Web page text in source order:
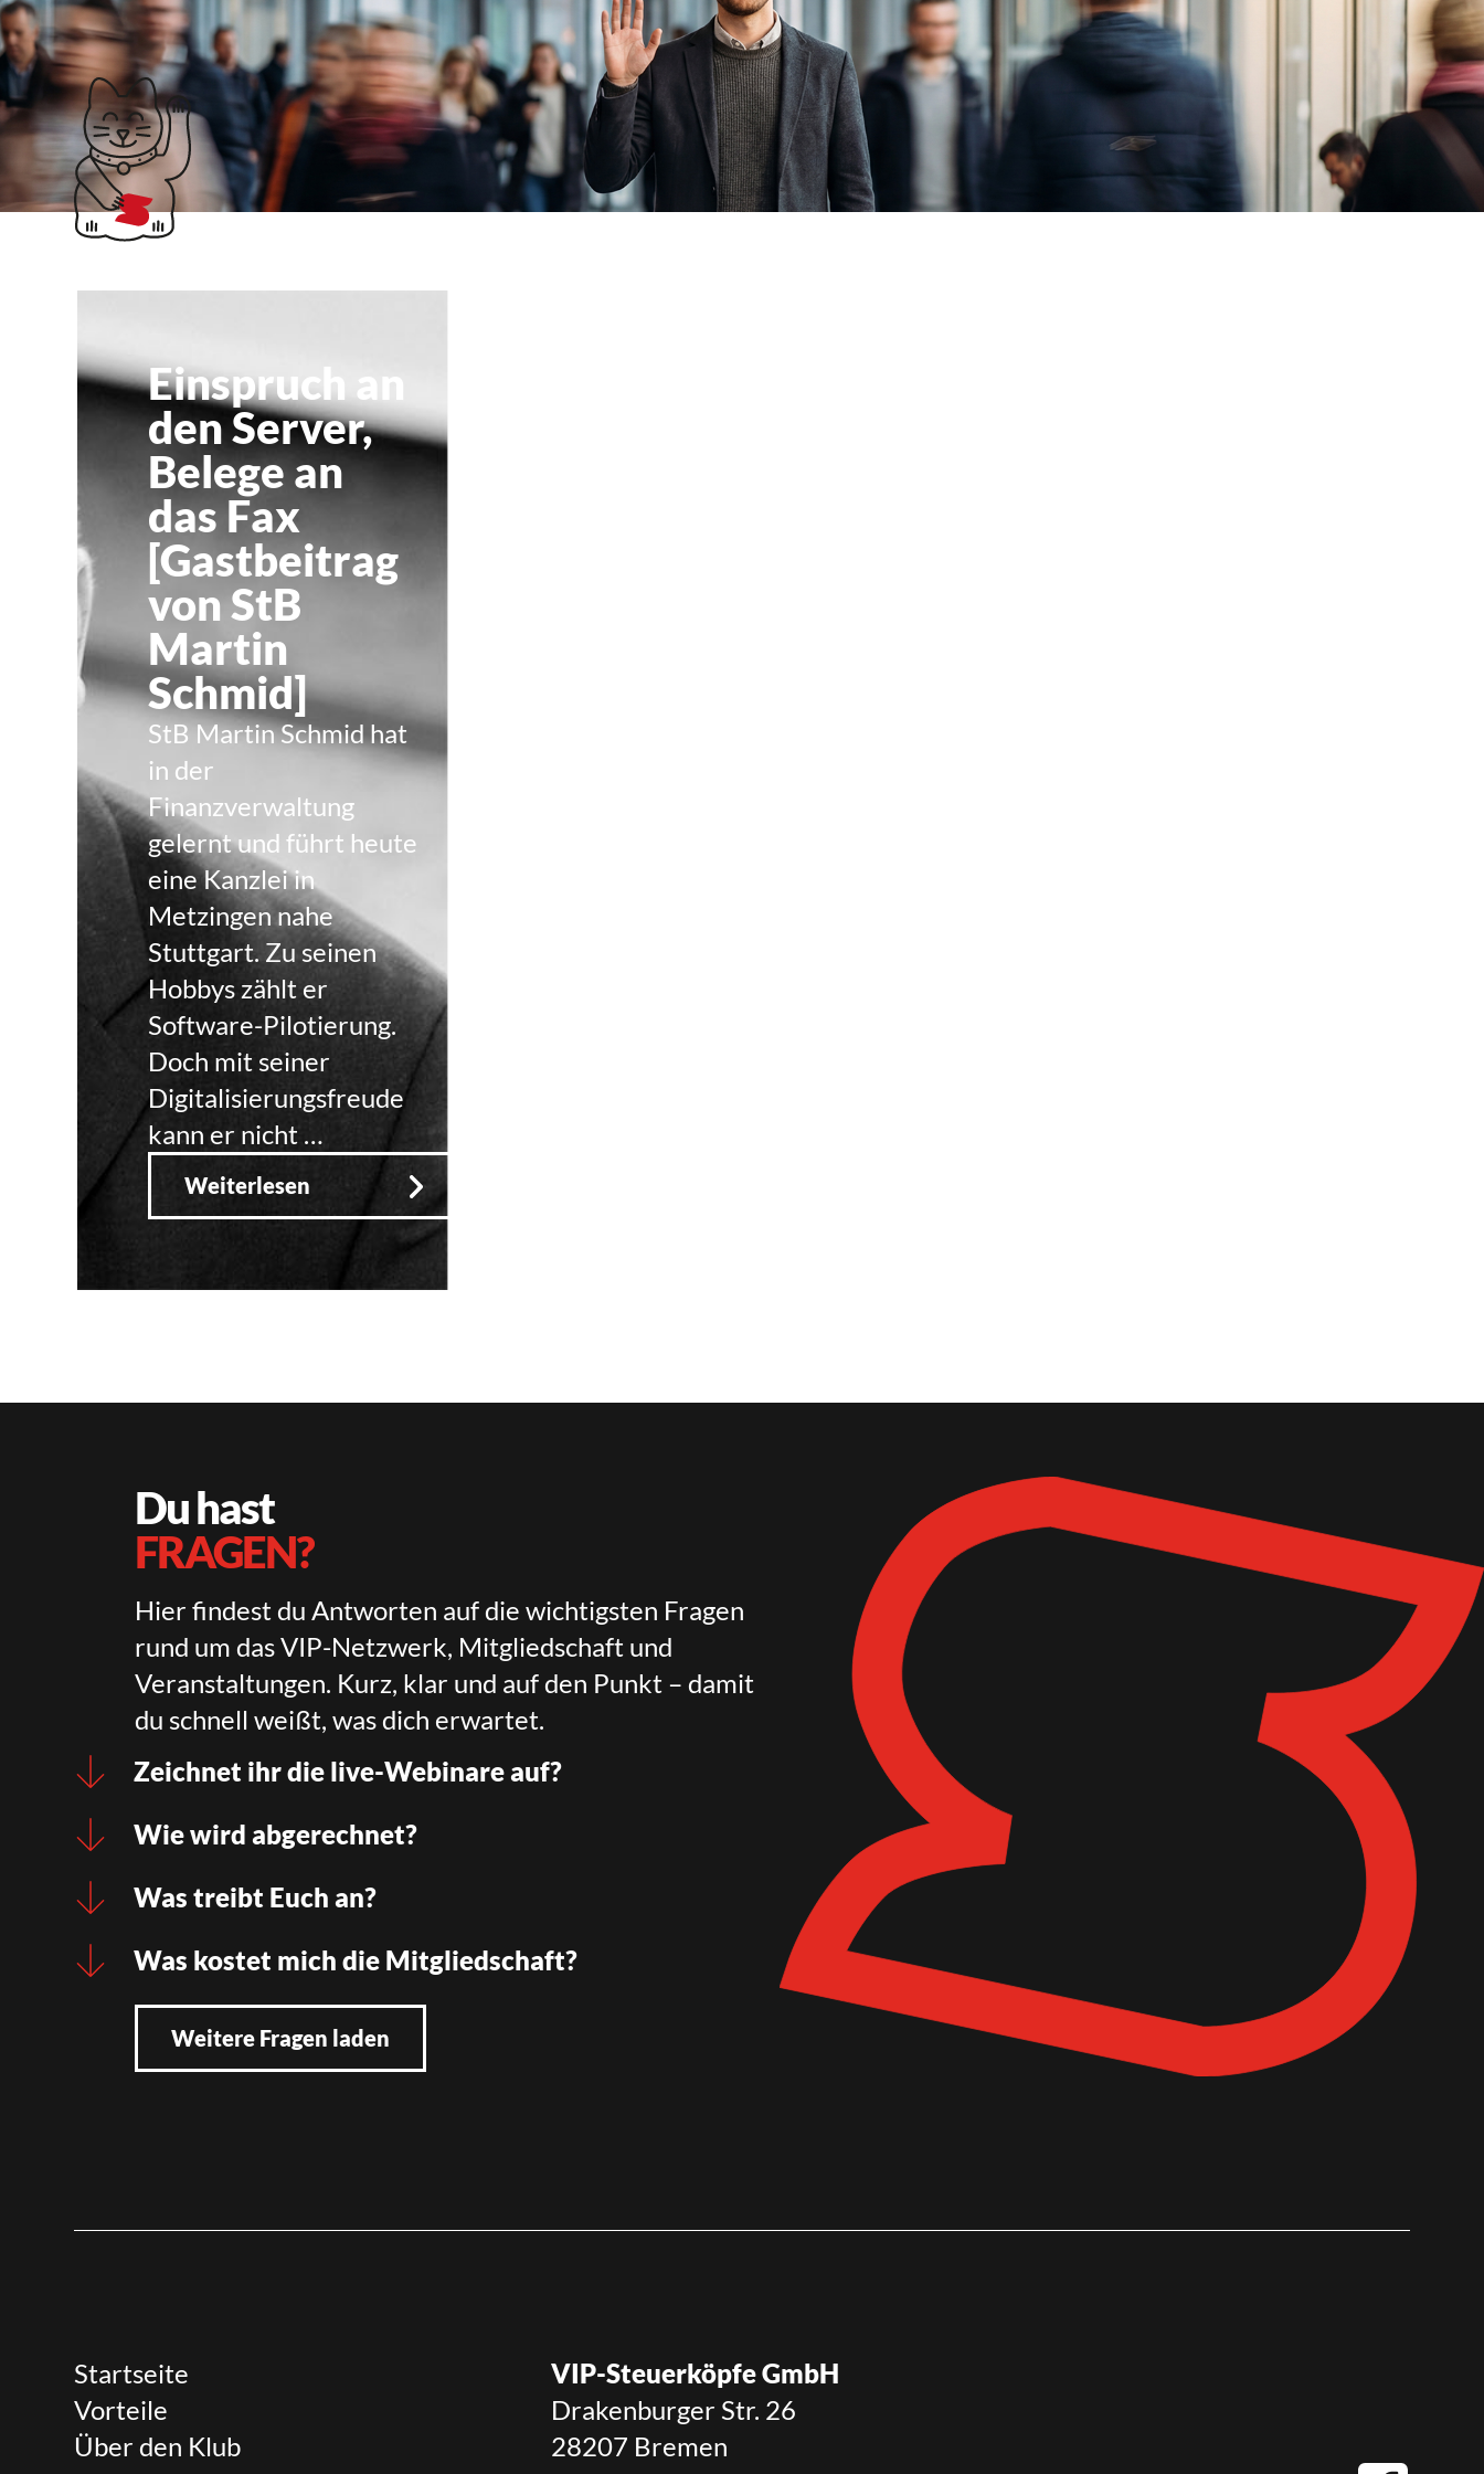
Elster
Einspruch an
den Server,
Belege an
das Fax
[Gastbeitrag
von StB
Martin
Schmid]
StB Martin Schmid hat
in der
Finanzverwaltung
gelernt und führt heute
eine Kanzlei in
Metzingen nahe
Stuttgart. Zu seinen
Hobbys zählt er
Software-Pilotierung.
Doch mit seiner
Digitalisierungsfreude
kann er nicht …
Weiterlesen
Du hast
FRAGEN?
Hier findest du Antworten auf die wichtigsten Fragen
rund um das VIP-Netzwerk, Mitgliedschaft und
Veranstaltungen. Kurz, klar und auf den Punkt – damit
du schnell weißt, was dich erwartet.
Zeichnet ihr die live-Webinare auf?
Wie wird abgerechnet?
Was treibt Euch an?
Was kostet mich die Mitgliedschaft?
Weitere Fragen laden
Startseite
Vorteile
Über den Klub
VIP-Steuerköpfe GmbH
Drakenburger Str. 26
28207 Bremen